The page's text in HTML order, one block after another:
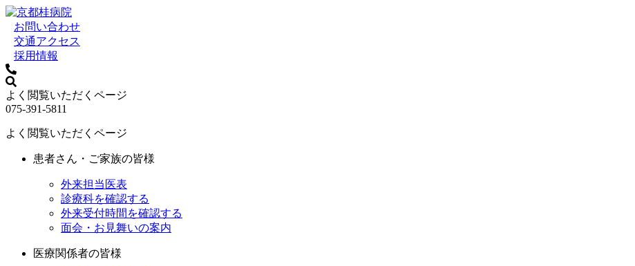
お問い合わせ
交通アクセス
採用情報
よく閲覧いただくページ
075-391-5811
よく閲覧いただくページ
患者さん・ご家族の皆様
外来担当医表
診療科を確認する
外来受付時間を確認する
面会・お見舞いの案内
医療関係者の皆様